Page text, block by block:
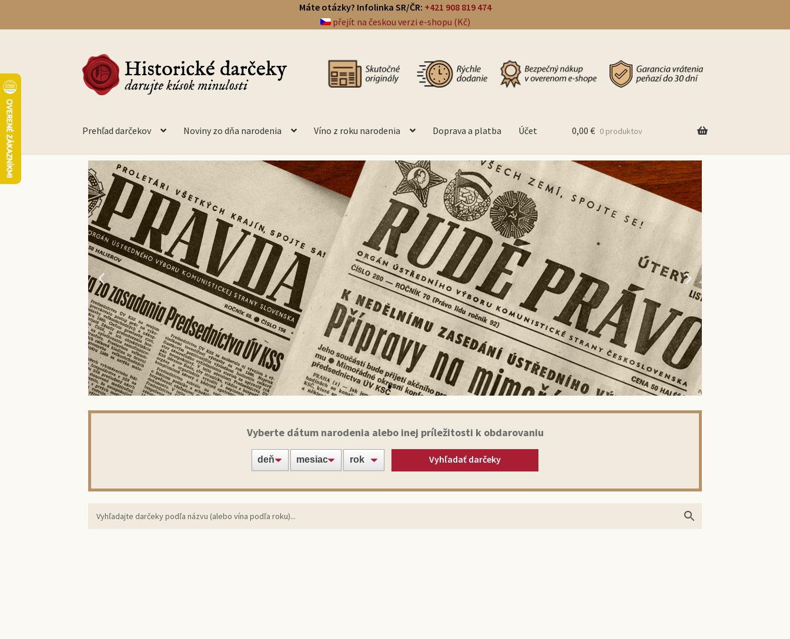
Máte otázky? Infolinka SR/ČR: +421 908 819 474
přejít na českou verzi e-shopu (Kč)
Prehľad darčekov Noviny zo dňa narodenia Víno z roku narodenia Doprava a platba Účet 0,00 € 0 produktov
Historické noviny
Prekvapte svojich blízkych alebo známych jedinečným darčekom:
Vyberte dátum narodenia alebo inej príležitosti k obdarovaniu
Vyhľadať darčeky